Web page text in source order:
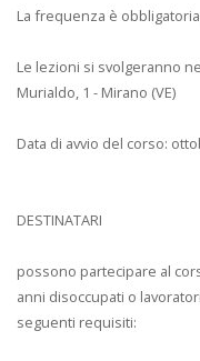
La frequenza è
Le lezioni si svolgeranno
Murialdo, 1 - Mirano (VE)
Data di avvio del corso:
DESTINATARI
possono partecipare al
anni disoccupati o
seguenti requisiti: